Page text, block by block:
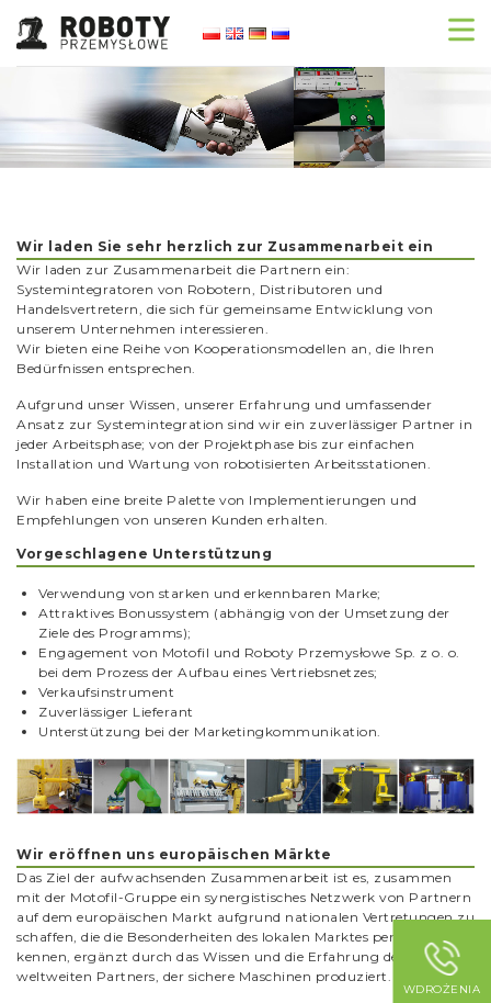
Wir laden Sie sehr herzlich zur Zusammenarbeit ein
Wir laden zur Zusammenarbeit die Partnern ein:
Systemintegratoren von Robotern, Distributoren und
Handelsvertretern, die sich für gemeinsame Entwicklung von
unserem Unternehmen interessieren.
Wir bieten eine Reihe von Kooperationsmodellen an, die Ihren
Bedürfnissen entsprechen.
Aufgrund unser Wissen, unserer Erfahrung und umfassender
Ansatz zur Systemintegration sind wir ein zuverlässiger Partner in
jeder Arbeitsphase; von der Projektphase bis zur einfachen
Installation und Wartung von robotisierten Arbeitsstationen.
Wir haben eine breite Palette von Implementierungen und
Empfehlungen von unseren Kunden erhalten.
Vorgeschlagene Unterstützung
Verwendung von starken und erkennbaren Marke;
Attraktives Bonussystem (abhängig von der Umsetzung der
Ziele des Programms);
Engagement von Motofil und Roboty Przemysłowe Sp. z o. o.
bei dem Prozess der Aufbau eines Vertriebsnetzes;
Verkaufsinstrument
Zuverlässiger Lieferant
Unterstützung bei der Marketingkommunikation.
Wir eröffnen uns europäischen Märkte
Das Ziel der aufwachsenden Zusammenarbeit ist es, zusammen
mit der Motofil-Gruppe ein synergistisches Netzwerk von Partnern
auf dem europäischen Markt aufgrund nationalen Vertretungen zu
schaffen, die die Besonderheiten des lokalen Marktes perfekt
kennen, ergänzt durch das Wissen und die Erfahrung des
weltweiten Partners, der sichere Maschinen produziert.
WDROŻENIA